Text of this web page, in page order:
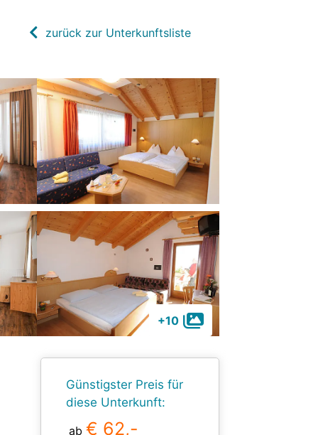
zurück zur Unterkunftsliste
+10
Günstigster Preis für
diese Unterkunft:
ab € 62,-